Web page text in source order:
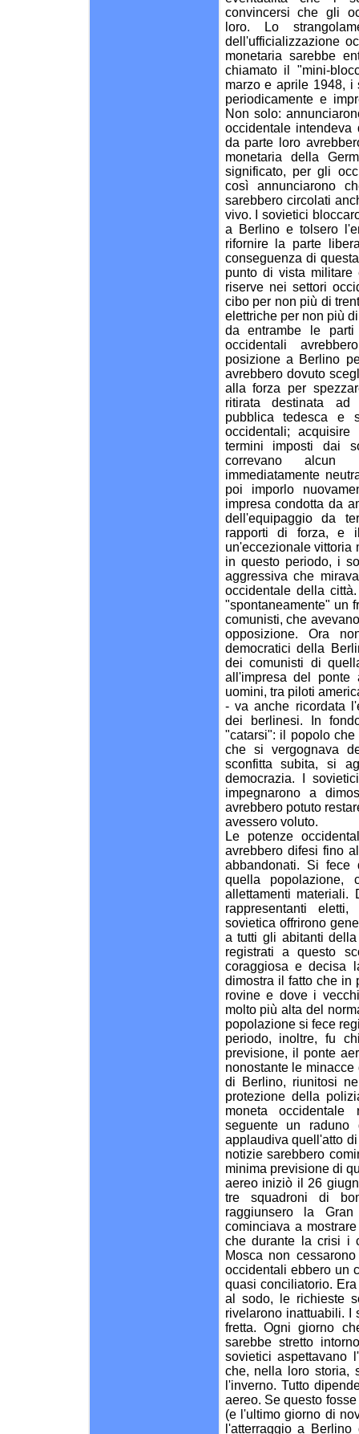
convincersi che gli
loro. Lo
dell'ufficializzazione
monetaria sarebbe
chiamato il "mini-
marzo e aprile 1948, i
periodicamente e
Non solo:
occidentale
da parte loro
monetaria della
significato, per gli
così annunciarono
sarebbero circolati
vivo. I sovietici
a Berlino e tolsero
rifornire la parte
conseguenza di
punto di vista
riserve nei settori
cibo per non più di
elettriche per non più
da entrambe le
occidentali
posizione a Berlino
avrebbero dovuto
alla forza per
ritirata destinata ad
pubblica tedesca e
occidentali;
termini imposti dai
correvano alcun
immediatamente
poi imporlo
impresa condotta da
dell'equipaggio da
rapporti di forza, e
un'eccezionale vittoria
in questo periodo, i
aggressiva che
occidentale della
"spontaneamente" un
comunisti, che
opposizione. Ora
democratici della
dei comunisti di
all'impresa del
uomini, tra piloti
- va anche ricordata
dei berlinesi. In
"catarsi": il popolo
che si vergognava
sconfitta subita, si
democrazia. I
impegnarono a
avrebbero potuto
avessero voluto.
Le potenze
avrebbero difesi fino
abbandonati. Si
quella popolazione,
allettamenti
rappresentanti
sovietica offrirono
a tutti gli abitanti
registrati a questo
coraggiosa e decisa
dimostra il fatto che in
rovine e dove i
molto più alta del
popolazione si fece
periodo, inoltre, fu
previsione, il ponte
nonostante le
di Berlino, riunitosi
protezione della
moneta
seguente un raduno
applaudiva quell'atto
notizie sarebbero
minima previsione di
aereo iniziò il 26
tre squadroni di
raggiunsero la
cominciava a
che durante la crisi i
Mosca non
occidentali ebbero un
quasi conciliatorio.
al sodo, le richieste
rivelarono inattuabili. I
fretta. Ogni giorno
sarebbe stretto
sovietici aspettavano
che, nella loro storia,
l'inverno. Tutto
aereo. Se questo
(e l'ultimo giorno di
l'atterraggio a